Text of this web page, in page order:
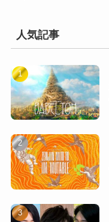
人気記事